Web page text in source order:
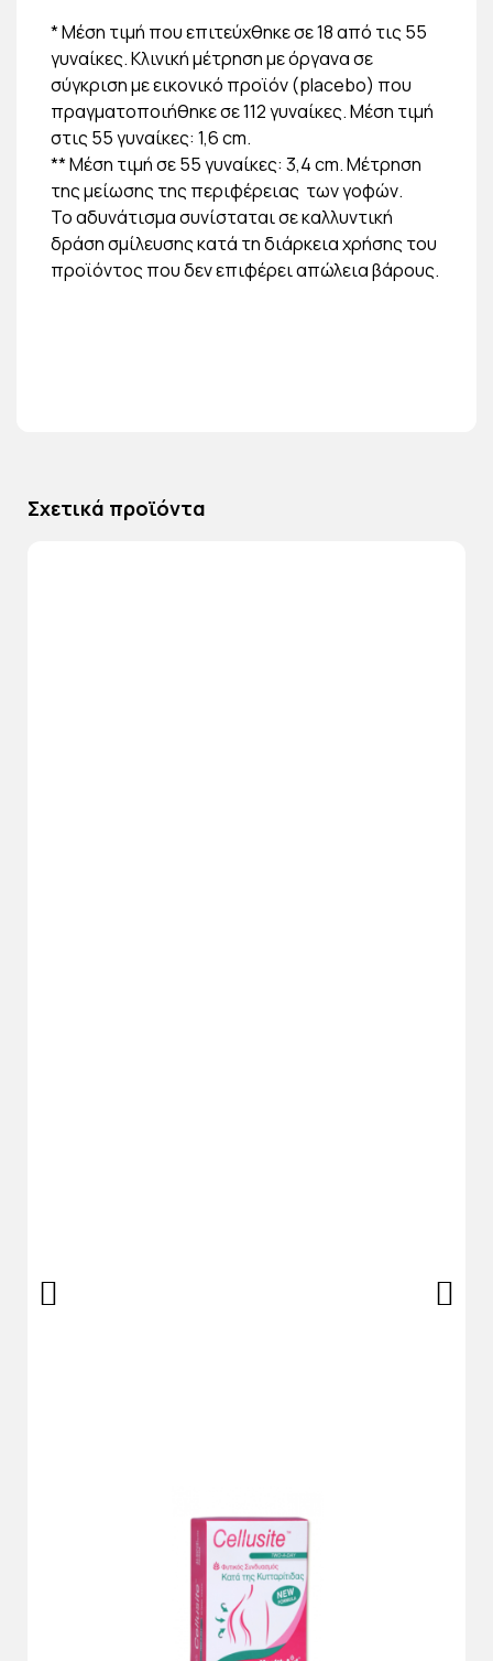
* Μέση τιμή που επιτεύχθηκε σε 18 από τις 55
γυναίκες. Κλινική μέτρηση με όργανα σε
σύγκριση με εικονικό προϊόν (placebo) που
πραγματοποιήθηκε σε 112 γυναίκες. Μέση τιμή
στις 55 γυναίκες: 1,6 cm.
** Μέση τιμή σε 55 γυναίκες: 3,4 cm. Μέτρηση
της μείωσης της περιφέρειας των γοφών.
Το αδυνάτισμα συνίσταται σε καλλυντική
δράση σμίλευσης κατά τη διάρκεια χρήσης του
προϊόντος που δεν επιφέρει απώλεια βάρους.
Σχετικά προϊόντα